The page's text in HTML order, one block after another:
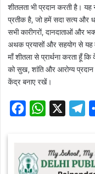
शीतलता भी प्रदान करती है। यह
प्रतीक है, जो हमें सदा सत्य और
सभी कारीगरों, दानदाताओं और
अथक प्रयासों और सहयोग से यह
माँ शीतला से प्रार्थना करता हूँ
को सुख, शांति और आरोग्य
केंद्र बनाए रखें।
F
e
W
s
X
T